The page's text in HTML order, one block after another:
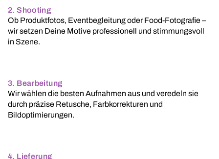
2. Shooting
Ob Produktfotos, Eventbegleitung oder Food-Fotografie –
wir setzen Deine Motive professionell und stimmungsvoll
in Szene.
3. Bearbeitung
Wir wählen die besten Aufnahmen aus und veredeln sie
durch präzise Retusche, Farbkorrekturen und
Bildoptimierungen.
4. Lieferung